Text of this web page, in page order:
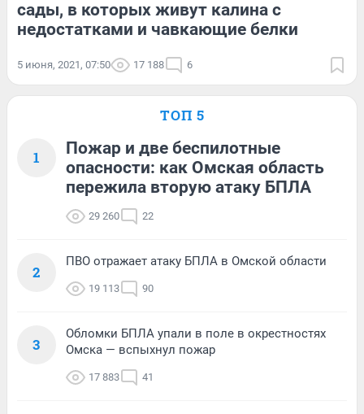
сады, в которых живут калина с
недостатками и чавкающие белки
5 июня, 2021, 07:50 17 188 6
ТОП 5
1
Пожар и две беспилотные
опасности: как Омская область
пережила вторую атаку БПЛА
29 260 22
2
ПВО отражает атаку БПЛА в Омской области
19 113 90
3
Обломки БПЛА упали в поле в окрестностях
Омска — вспыхнул пожар
17 883 41